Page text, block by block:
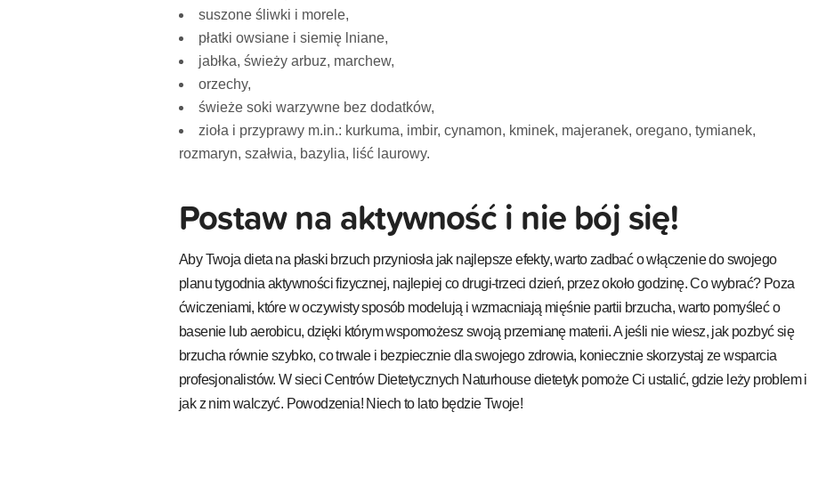
suszone śliwki i morele,
płatki owsiane i siemię lniane,
jabłka, świeży arbuz, marchew,
orzechy,
świeże soki warzywne bez dodatków,
zioła i przyprawy m.in.: kurkuma, imbir, cynamon, kminek, majeranek, oregano, tymianek,
rozmaryn, szałwia, bazylia, liść laurowy.
Postaw na aktywność i nie bój się!
Aby Twoja dieta na płaski brzuch przyniosła jak najlepsze efekty, warto zadbać o włączenie do swojego
planu tygodnia aktywności fizycznej, najlepiej co drugi-trzeci dzień, przez około godzinę. Co wybrać? Poza
ćwiczeniami, które w oczywisty sposób modelują i wzmacniają mięśnie partii brzucha, warto pomyśleć o
basenie lub aerobicu, dzięki którym wspomożesz swoją przemianę materii. A jeśli nie wiesz, jak pozbyć się
brzucha równie szybko, co trwale i bezpiecznie dla swojego zdrowia, koniecznie skorzystaj ze wsparcia
profesjonalistów. W sieci Centrów Dietetycznych Naturhouse dietetyk pomoże Ci ustalić, gdzie leży problem i
jak z nim walczyć. Powodzenia! Niech to lato będzie Twoje!